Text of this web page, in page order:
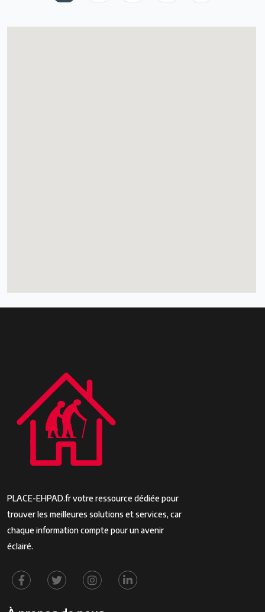
PLACE-EHPAD.fr votre ressource dédiée pour
trouver les meilleures solutions et services, car
chaque information compte pour un avenir
éclairé.